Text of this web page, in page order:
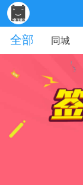
全部
同城